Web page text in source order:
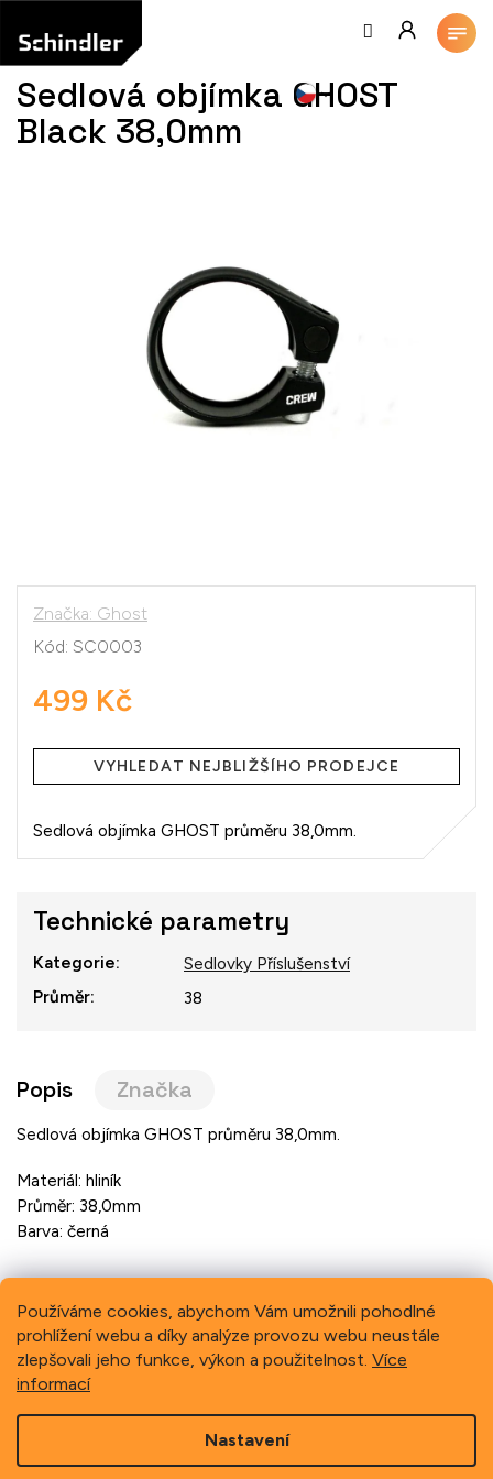
Používáme cookies, abychom Vám umožnili pohodlné
prohlížení webu a díky analýze provozu webu neustále
zlepšovali jeho funkce, výkon a použitelnost. Více
informací
Nastavení
obsah
Sedlová objímka GHOST
Black 38,0mm
Značka: Ghost
Kód: SC0003
499 Kč
cena:
VYHLEDAT NEJBLIŽŠÍHO PRODEJCE
Sedlová objímka GHOST průměru 38,0mm.
Technické parametry
Kategorie:
Sedlovky Příslušenství
Průměr: 38
Popis Značka
Sedlová objímka GHOST průměru 38,0mm.
Materiál: hliník
Průměr: 38,0mm
Barva: černá
Previous